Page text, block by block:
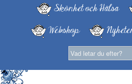
Skönhet och Hälsa
Webshop